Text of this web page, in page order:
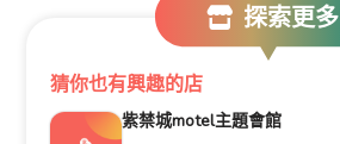
探索更多
猜你也有興趣的店
紫禁城motel主題會館